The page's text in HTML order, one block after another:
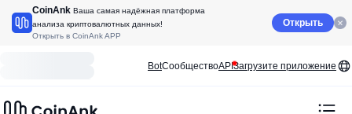
CoinAnk Ваша самая надёжная платформа
анализа криптовалютных данных!
Открыть в CoinAnk APP
Открыть
BotСообществоAPIЗагрузите приложение